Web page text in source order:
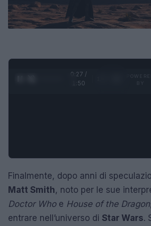
0:28 /
1:50
Finalmente, dopo anni di
Matt Smith, noto per le sue
Doctor Whoe House of the Dragon
entrare nell’universo di Star Wars.